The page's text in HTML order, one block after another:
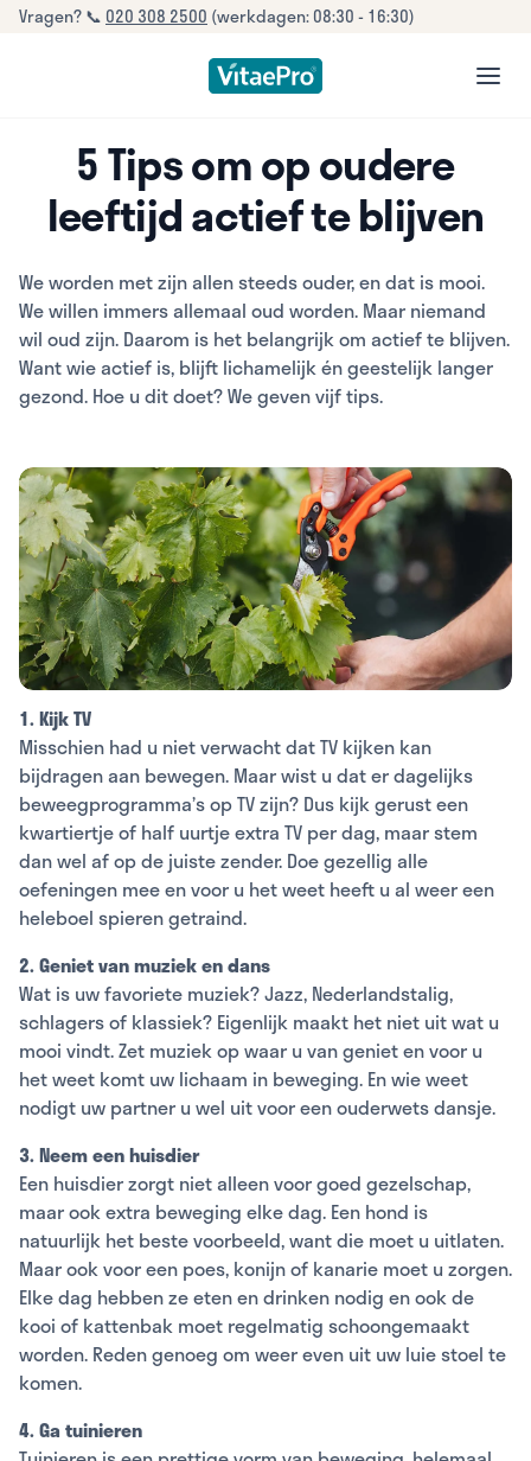
Vragen? 📞 020 308 2500 (werkdagen: 08:30 - 16:30)
5 Tips om op oudere
leeftijd actief te blijven
We worden met zijn allen steeds ouder, en dat is mooi.
We willen immers allemaal oud worden. Maar niemand
wil oud zijn. Daarom is het belangrijk om actief te blijven.
Want wie actief is, blijft lichamelijk én geestelijk langer
gezond. Hoe u dit doet? We geven vijf tips.
1. Kijk TV
Misschien had u niet verwacht dat TV kijken kan
bijdragen aan bewegen. Maar wist u dat er dagelijks
beweegprogramma’s op TV zijn? Dus kijk gerust een
kwartiertje of half uurtje extra TV per dag, maar stem
dan wel af op de juiste zender. Doe gezellig alle
oefeningen mee en voor u het weet heeft u al weer een
heleboel spieren getraind.
2. Geniet van muziek en dans
Wat is uw favoriete muziek? Jazz, Nederlandstalig,
schlagers of klassiek? Eigenlijk maakt het niet uit wat u
mooi vindt. Zet muziek op waar u van geniet en voor u
het weet komt uw lichaam in beweging. En wie weet
nodigt uw partner u wel uit voor een ouderwets dansje.
3. Neem een huisdier
Een huisdier zorgt niet alleen voor goed gezelschap,
maar ook extra beweging elke dag. Een hond is
natuurlijk het beste voorbeeld, want die moet u uitlaten.
Maar ook voor een poes, konijn of kanarie moet u zorgen.
Elke dag hebben ze eten en drinken nodig en ook de
kooi of kattenbak moet regelmatig schoongemaakt
worden. Reden genoeg om weer even uit uw luie stoel te
komen.
4. Ga tuinieren